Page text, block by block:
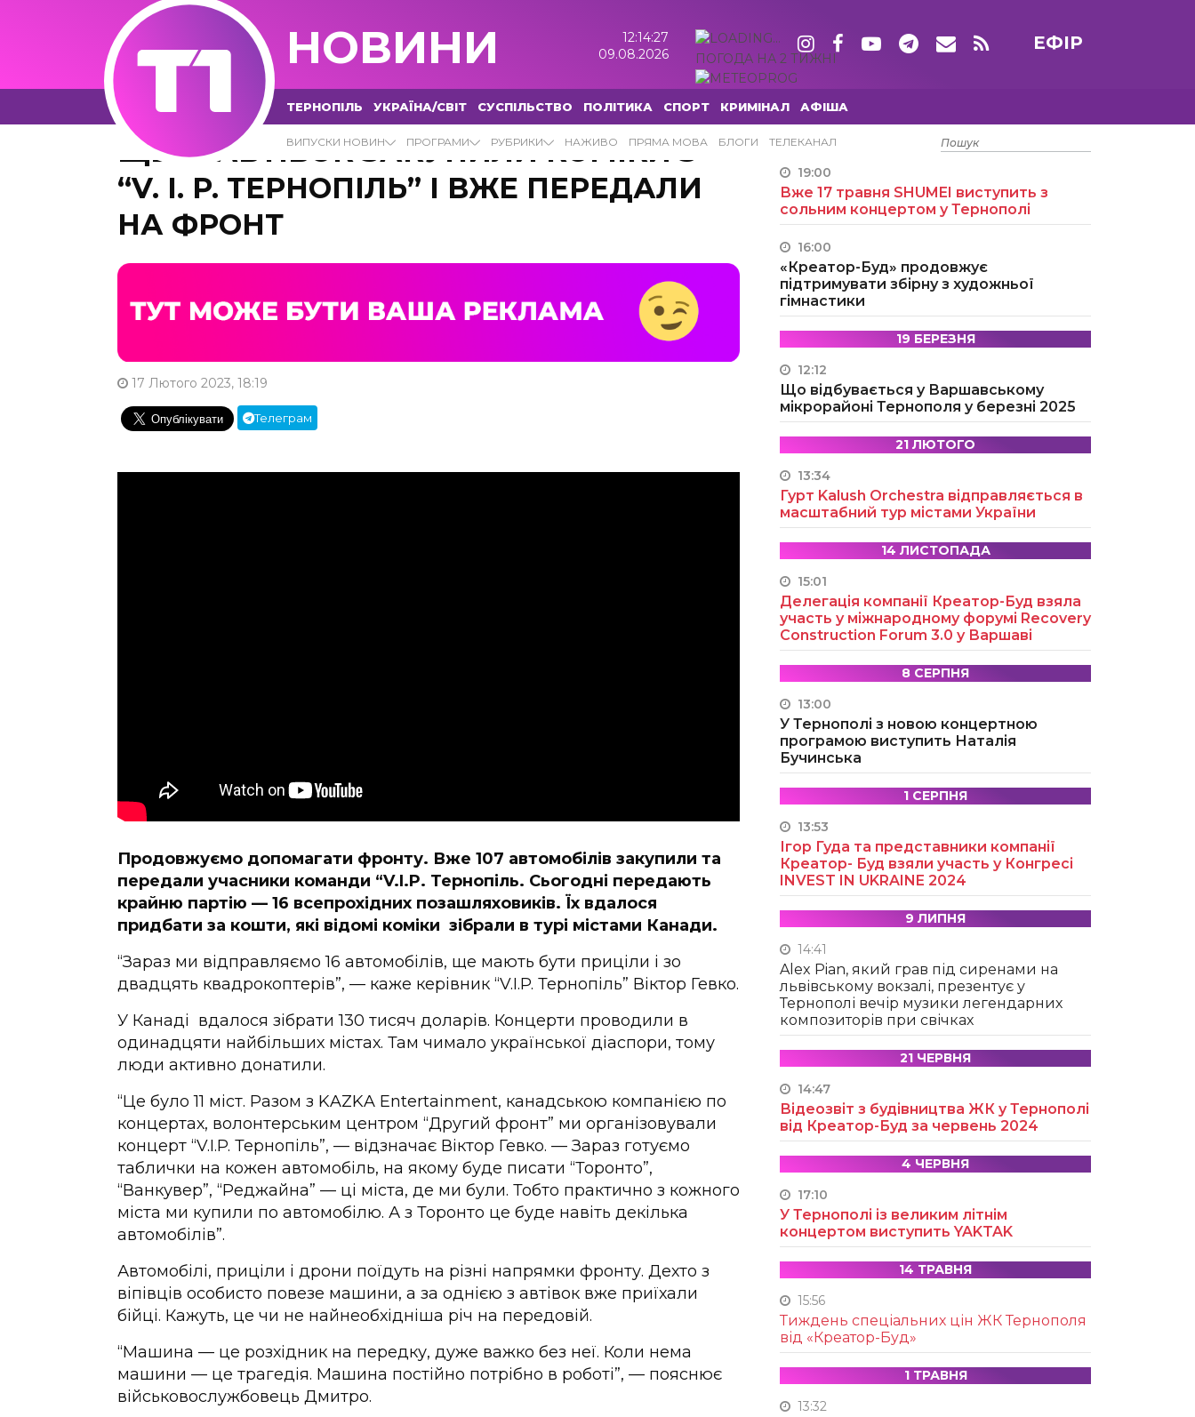
НОВИНИ
12:14:28
09.08.2026
ПОГОДА НА 2 ТИЖНІ
ЕФІР
ТЕРНОПІЛЬ УКРАЇНА/СВІТ СУСПІЛЬСТВО ПОЛІТИКА СПОРТ КРИМІНАЛ АФІША
ВИПУСКИ НОВИН ПРОГРАМИ РУБРИКИ НАЖИВО ПРЯМА МОВА БЛОГИ ТЕЛЕКАНАЛ
ЩЕ 16 АВТІВОК ЗАКУПИЛИ КОМІКИ З
“V. I. P. ТЕРНОПІЛЬ” І ВЖЕ ПЕРЕДАЛИ
НА ФРОНТ
17 Лютого 2023, 18:19
Телеграм
Продовжуємо допомагати фронту. Вже 107 автомобілів закупили та
передали учасники команди “V.I.P. Тернопіль. Сьогодні передають
крайню партію — 16 всепрохідних позашляховиків. Їх вдалося
придбати за кошти, які відомі коміки зібрали в турі містами Канади.
“Зараз ми відправляємо 16 автомобілів, ще мають бути приціли і зо
двадцять квадрокоптерів”, — каже керівник “V.I.P. Тернопіль” Віктор Гевко.
У Канаді вдалося зібрати 130 тисяч доларів. Концерти проводили в
одинадцяти найбільших містах. Там чимало української діаспори, тому
люди активно донатили.
“Це було 11 міст. Разом з KAZKA Entertainment, канадською компанією по
концертах, волонтерським центром “Другий фронт” ми організовували
концерт “V.I.P. Тернопіль”, — відзначає Віктор Гевко. — Зараз готуємо
таблички на кожен автомобіль, на якому буде писати “Торонто”,
“Ванкувер”, “Реджайна” — ці міста, де ми були. Тобто практично з кожного
міста ми купили по автомобілю. А з Торонто це буде навіть декілька
автомобілів”.
Автомобілі, приціли і дрони поїдуть на різні напрямки фронту. Дехто з
віпівців особисто повезе машини, а за однією з автівок вже приїхали
бійці. Кажуть, це чи не найнеобхідніша річ на передовій.
“Машина — це розхідник на передку, дуже важко без неї. Коли нема
машини — це трагедія. Машина постійно потрібно в роботі”, — пояснює
військовослужбовець Дмитро.
15 ТРАВНЯ
19:00
Вже 17 травня SHUMEI виступить з
сольним концертом у Тернополі
16:00
«Креатор-Буд» продовжує
підтримувати збірну з художньої
гімнастики
19 БЕРЕЗНЯ
12:12
Що відбувається у Варшавському
мікрорайоні Тернополя у березні 2025
21 ЛЮТОГО
13:34
Гурт Kalush Orchestra відправляється в
масштабний тур містами України
14 ЛИСТОПАДА
15:01
Делегація компанії Креатор-Буд взяла
участь у міжнародному форумі Recovery
Construction Forum 3.0 у Варшаві
8 СЕРПНЯ
13:00
У Тернополі з новою концертною
програмою виступить Наталія
Бучинська
1 СЕРПНЯ
13:53
Ігор Гуда та представники компанії
Креатор- Буд взяли участь у Конгресі
INVEST IN UKRAINE 2024
9 ЛИПНЯ
14:41
Alex Pian, який грав під сиренами на
львівському вокзалі, презентує у
Тернополі вечір музики легендарних
композиторів при свічках
21 ЧЕРВНЯ
14:47
Відеозвіт з будівництва ЖК у Тернополі
від Креатор-Буд за червень 2024
4 ЧЕРВНЯ
17:10
У Тернополі із великим літнім
концертом виступить YAKTAK
14 ТРАВНЯ
15:56
Тиждень спеціальних цін ЖК Тернополя
від «Креатор-Буд»
1 ТРАВНЯ
13:32